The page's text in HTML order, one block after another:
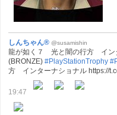
しんちゃん® @susamishin
龍が如く７ 光と闇の行方 イン
(BRONZE) #PlayStationTrophy
方 インターナショナル https://
19:47